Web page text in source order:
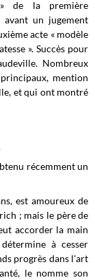
de la première
avant un jugement
acte « modèle
». Succès pour
Nombreux
mention
et qui ont montré
récemment un
est amoureux de
; mais le père de
accorder la main
à cesser
progrès dans l'art
le nomme son